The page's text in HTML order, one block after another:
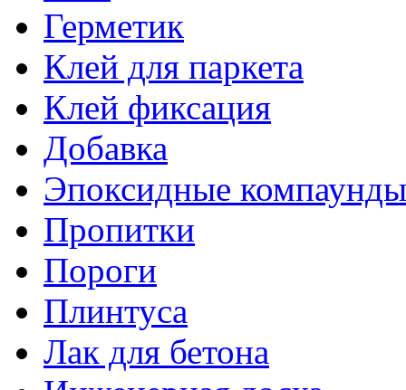
Герметик
Клей для паркета
Клей фиксация
Добавка
Эпоксидные компаунды
Пропитки
Пороги
Плинтуса
Лак для бетона